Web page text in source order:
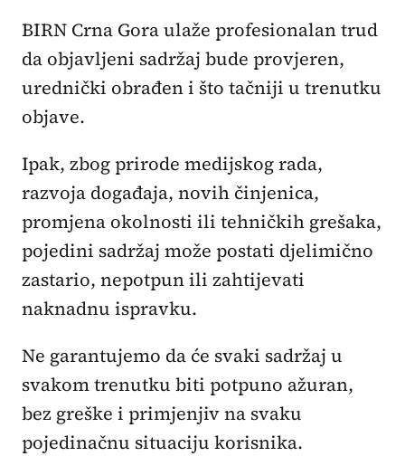
BIRN Crna Gora ulaže profesionalan trud
da objavljeni sadržaj bude provjeren,
urednički obrađen i što tačniji u trenutku
objave.
Ipak, zbog prirode medijskog rada,
razvoja događaja, novih činjenica,
promjena okolnosti ili tehničkih grešaka,
pojedini sadržaj može postati djelimično
zastario, nepotpun ili zahtijevati
naknadnu ispravku.
Ne garantujemo da će svaki sadržaj u
svakom trenutku biti potpuno ažuran,
bez greške i primjenjiv na svaku
pojedinačnu situaciju korisnika.